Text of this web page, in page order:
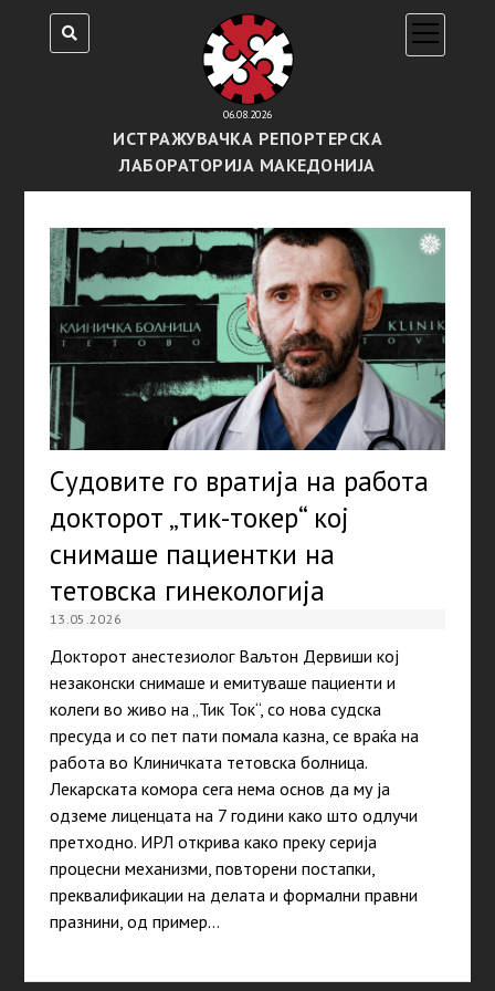
06.08.2026
ИСТРАЖУВАЧКА РЕПОРТЕРСКА
ЛАБОРАТОРИЈА МАКЕДОНИЈА
open
menu
Судовите го вратија на работа
докторот „тик-токер“ кој
снимаше пациентки на
тетовска гинекологија
13.05.2026
Докторот анестезиолог Ваљтон Дервиши кој
незаконски снимаше и емитуваше пациенти и
колеги во живо на „Тик Ток“, со нова судска
пресуда и со пет пати помала казна, се враќа на
работа во Клиничката тетовска болница.
Лекарската комора сега нема основ да му ја
одземе лиценцата на 7 години како што одлучи
претходно. ИРЛ открива како преку серија
процесни механизми, повторени постапки,
преквалификации на делата и формални правни
празнини, од пример…